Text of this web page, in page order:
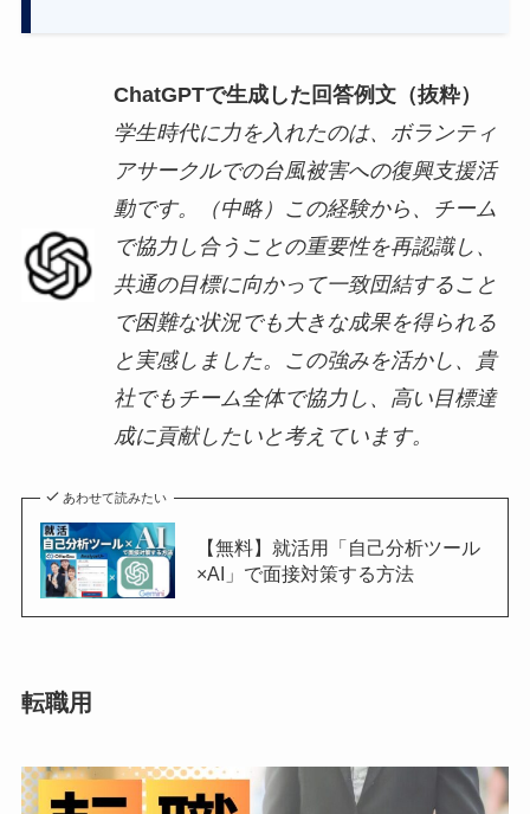
ChatGPTで生成した回答例文（抜粋）
学生時代に力を入れたのは、ボランティ
アサークルでの台風被害への復興支援活
動です。（中略）この経験から、チーム
で協力し合うことの重要性を再認識し、
共通の目標に向かって一致団結すること
で困難な状況でも大きな成果を得られる
と実感しました。この強みを活かし、貴
社でもチーム全体で協力し、高い目標達
成に貢献したいと考えています。
あわせて読みたい
【無料】就活用「自己分析ツール
×AI」で面接対策する方法
転職用